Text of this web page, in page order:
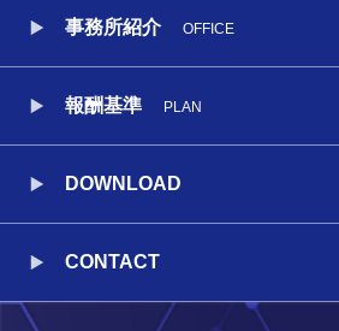
事務所紹介 OFFICE
報酬基準 PLAN
DOWNLOAD
CONTACT